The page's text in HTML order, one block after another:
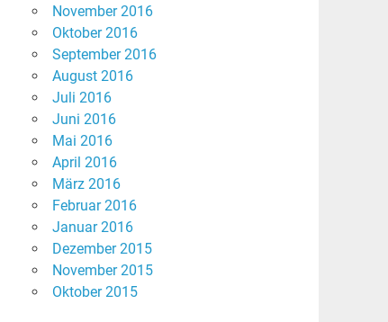
November 2016
Oktober 2016
September 2016
August 2016
Juli 2016
Juni 2016
Mai 2016
April 2016
März 2016
Februar 2016
Januar 2016
Dezember 2015
November 2015
Oktober 2015